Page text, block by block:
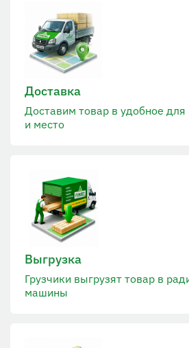
Доставка
Доставим товар в удобное для
и место
Выгрузка
Грузчики выгрузят товар в
машины